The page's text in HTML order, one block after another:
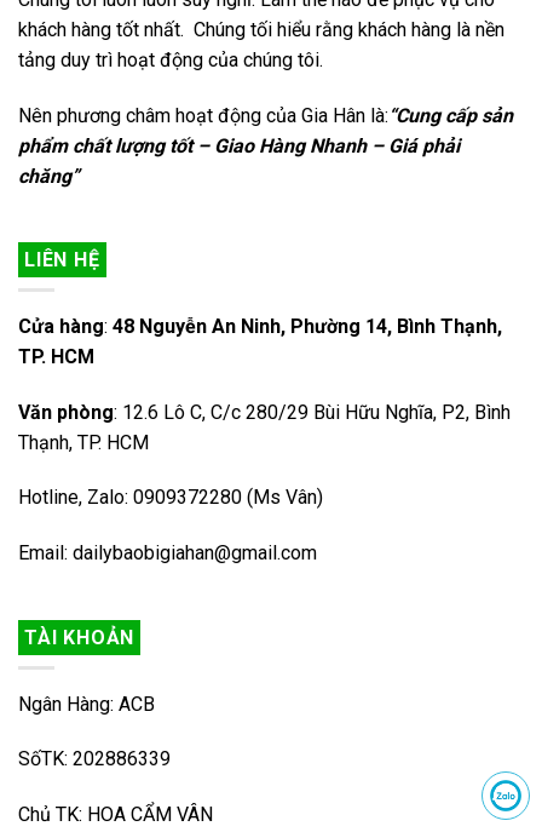
khách hàng tốt nhất. Chúng tối hiểu rằng khách hàng là nền
tảng duy trì hoạt động của chúng tôi.
Nên phương châm hoạt động của Gia Hân là: “Cung cấp sản
phẩm chất lượng tốt – Giao Hàng Nhanh – Giá phải
chăng”
LIÊN HỆ
Cửa hàng: 48 Nguyễn An Ninh, Phường 14, Bình Thạnh,
TP. HCM
Văn phòng: 12.6 Lô C, C/c 280/29 Bùi Hữu Nghĩa, P2, Bình
Thạnh, TP. HCM
Hotline, Zalo: 0909372280 (Ms Vân)
Email: dailybaobigiahan@gmail.com
TÀI KHOẢN
Ngân Hàng: ACB
SốTK: 202886339
Chủ TK: HOA CẨM VÂN